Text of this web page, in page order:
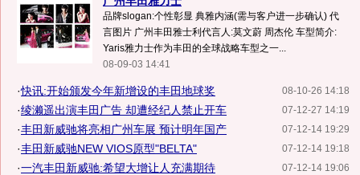
品牌slogan:个性彰显 典雅内涵(需与客户进一步确认) 代
言图片 广州丰田雅士利代言人:莫文蔚 周杰伦 车型简介:
Yaris雅力士作为丰田的全球战略车型之一...
08-09-03 14:41
08-10-26 14:18
·快讯:开始颁发今年新增设的丰田地球奖
07-12-27 14:19
·绫濑遥出演丰田广告 却遭经纪人禁止开车
07-12-14 19:29
·丰田新威驰将亮相广州车展 预计明年国产
07-12-14 19:18
·丰田新威驰NEW VIOS原型"BELTA"
07-12-14 19:06
·一汽丰田新威驰:希望大增让人充满期待